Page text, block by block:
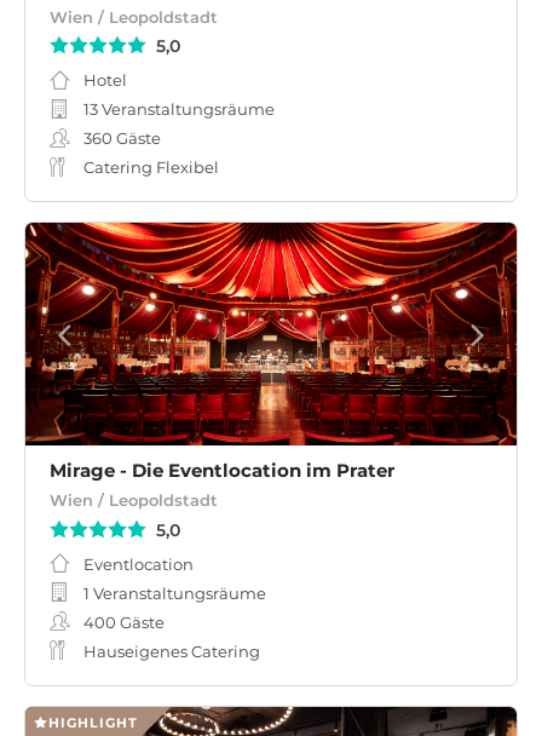
Wien / Leopoldstadt
5,0
Hotel
13 Veranstaltungsräume
360 Gäste
Catering Flexibel
Mirage - Die Eventlocation im Prater
Wien / Leopoldstadt
5,0
Eventlocation
1 Veranstaltungsräume
400 Gäste
Hauseigenes Catering
HIGHLIGHT